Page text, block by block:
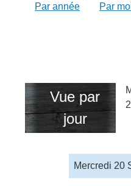
Par année Par
Vue par
jour
Mercredi 20